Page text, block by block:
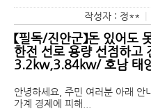
작성자 : 정**
【필독/진안군】돈 있어도
한전 선로 용량 선점하고
3.2kw,3.84kw/ 호남 태
안녕하세요, 주민 여러분 아래 안
가계 경제에 피해...